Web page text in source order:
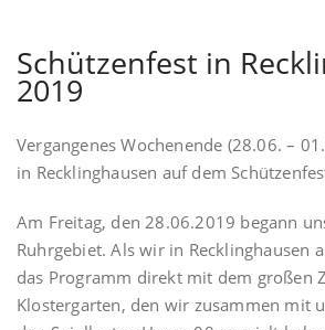
Schützenfest in
2019
Vergangenes Wochenende (28.06. –
in Recklinghausen auf dem
Am Freitag, den 28.06.2019 begann
Ruhrgebiet. Als wir in Recklinghausen
das Programm direkt mit dem großen
Klostergarten, den wir zusammen mit